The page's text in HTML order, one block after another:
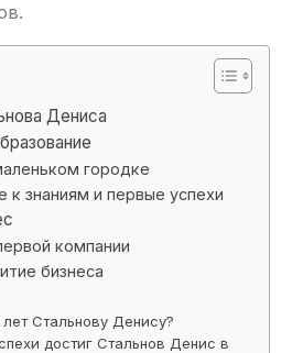
Дениса
городке
к знаниям и первые успехи
компании
бизнеса
Стальнову Денису?
достиг Стальнов Денис в